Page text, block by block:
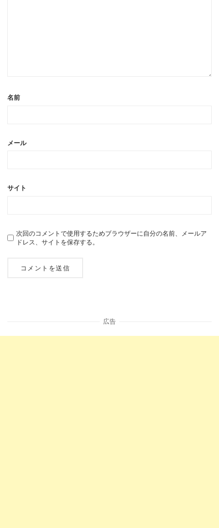
名前
メール
サイト
次回のコメントで使用するためブラウザーに自分の名前、メールア
ドレス、サイトを保存する。
広告